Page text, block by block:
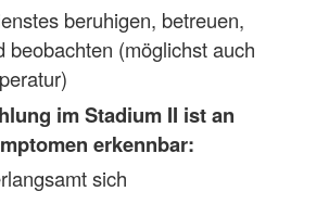
beruhigen, betreuen,
beobachten (möglichst auch
im Stadium II ist an
erkennbar:
sich